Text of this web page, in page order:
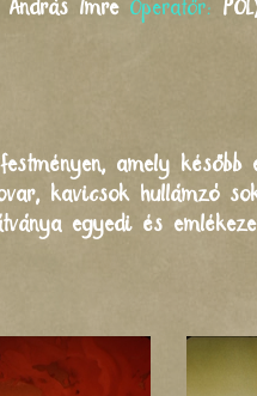
András Imre Operatőr:
amely
kavicsok hullámzó
egyedi és